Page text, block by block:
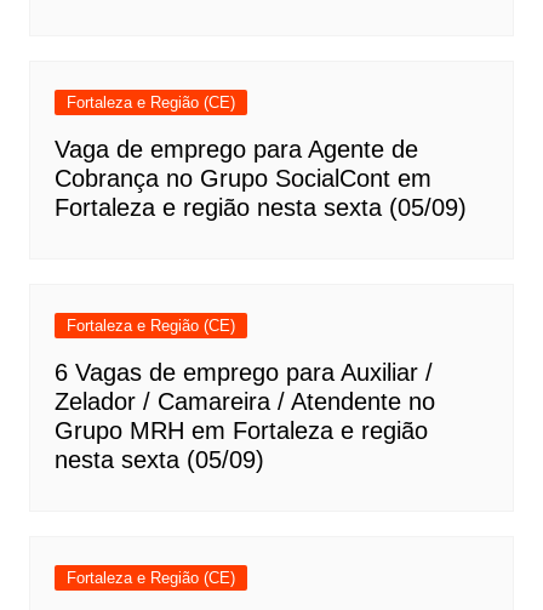
Fortaleza e Região (CE)
Vaga de emprego para Agente de
Cobrança no Grupo SocialCont em
Fortaleza e região nesta sexta (05/09)
Fortaleza e Região (CE)
6 Vagas de emprego para Auxiliar /
Zelador / Camareira / Atendente no
Grupo MRH em Fortaleza e região
nesta sexta (05/09)
Fortaleza e Região (CE)